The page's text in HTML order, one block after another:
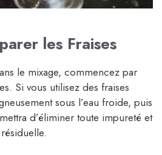
les Fraises
le mixage, commencez par
Si vous utilisez des fraises
sous l’eau froide, puis
d’éliminer toute impureté et